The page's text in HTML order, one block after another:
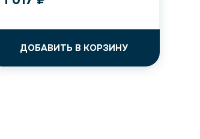
ДОБАВИТЬ В КОРЗИНУ